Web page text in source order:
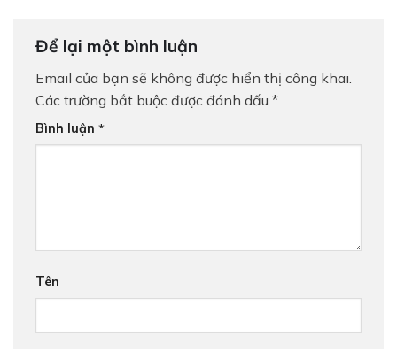
Để lại một bình luận
Email của bạn sẽ không được hiển thị công khai.
Các trường bắt buộc được đánh dấu *
Bình luận *
Tên